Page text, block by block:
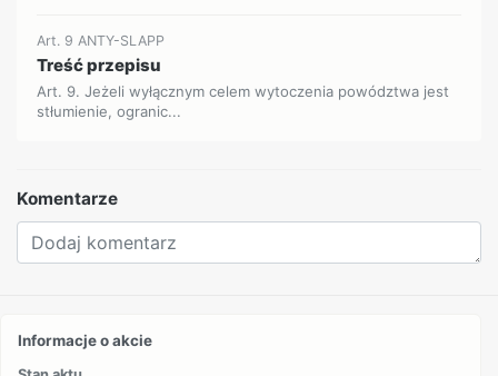
Art. 9 ANTY-SLAPP
Treść przepisu
Art. 9. Jeżeli wyłącznym celem wytoczenia powództwa jest
stłumienie, ogranic...
Komentarze
Informacje o akcie